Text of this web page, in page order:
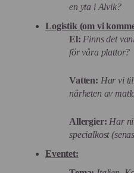
en yta i Alvik?
Logistik (om vi
El: Finns det
för våra plattor?
Vatten: Har vi
närheten av
Allergier: Har
specialkost
Eventet: